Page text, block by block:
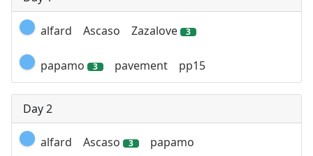
alfard Ascaso Zazalove 3
papamo 3 pavement pp15
Day 2
alfard Ascaso 3 papamo